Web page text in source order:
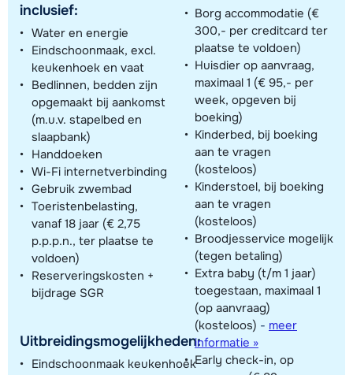
inclusief:
Water en energie
Eindschoonmaak, excl.
keukenhoek en vaat
Bedlinnen, bedden zijn
opgemaakt bij aankomst
(m.u.v. stapelbed en
slaapbank)
Handdoeken
Wi-Fi internetverbinding
Gebruik zwembad
Toeristenbelasting,
vanaf 18 jaar (€ 2,75
p.p.p.n., ter plaatse te
voldoen)
Reserveringskosten +
bijdrage SGR
Uitbreidingsmogelijkheden:
Eindschoonmaak keukenhoek
Borg accommodatie (€
300,- per creditcard ter
plaatse te voldoen)
Huisdier op aanvraag,
maximaal 1 (€ 95,- per
week, opgeven bij
boeking)
Kinderbed, bij boeking
aan te vragen
(kosteloos)
Kinderstoel, bij boeking
aan te vragen
(kosteloos)
Broodjesservice mogelijk
(tegen betaling)
Extra baby (t/m 1 jaar)
toegestaan, maximaal 1
(op aanvraag)
(kosteloos) - meer
informatie »
Early check-in, op